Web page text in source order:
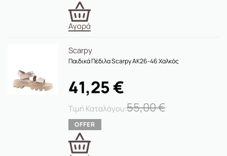
Αγορά
Scarpy
Παιδικά Πέδιλα Scarpy AK26-46 Χαλκός
55,00€
41,25€